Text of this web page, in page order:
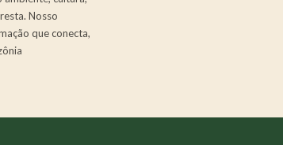
Nosso
que conecta,